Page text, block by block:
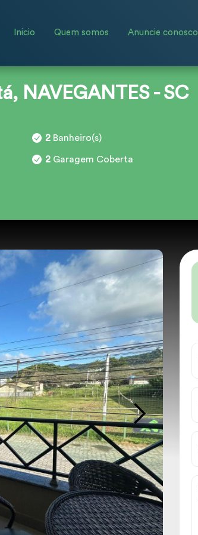
Inicio Quem somos Anuncie conosco
NAVEGANTES - SC
2 Banheiro(s)
2 Garagem Coberta